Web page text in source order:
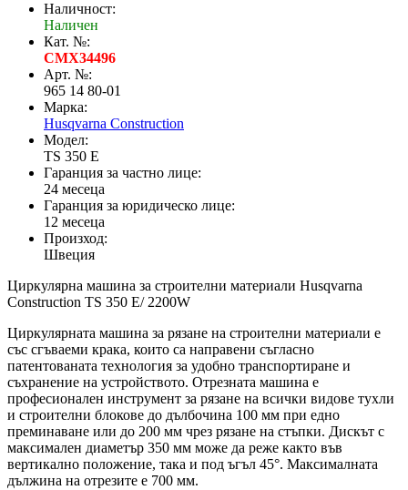
Наличност:
Наличен
Кат. №:
CMX34496
Арт. №:
965 14 80-01
Марка:
Husqvarna Construction
Модел:
TS 350 E
Гаранция за частно лице:
24 месеца
Гаранция за юридическо лице:
12 месеца
Произход:
Швеция
Циркулярна машина за строителни материали Husqvarna
Construction TS 350 E/ 2200W
Циркулярната машина за рязане на строителни материали е
със сгъваеми крака, които са направени съгласно
патентованата технология за удобно транспортиране и
съхранение на устройството. Отрезната машина е
професионален инструмент за рязане на всички видове тухли
и строителни блокове до дълбочина 100 мм при едно
преминаване или до 200 мм чрез рязане на стъпки. Дискът с
максимален диаметър 350 мм може да реже както във
вертикално положение, така и под ъгъл 45°. Максималната
дължина на отрезите е 700 мм.